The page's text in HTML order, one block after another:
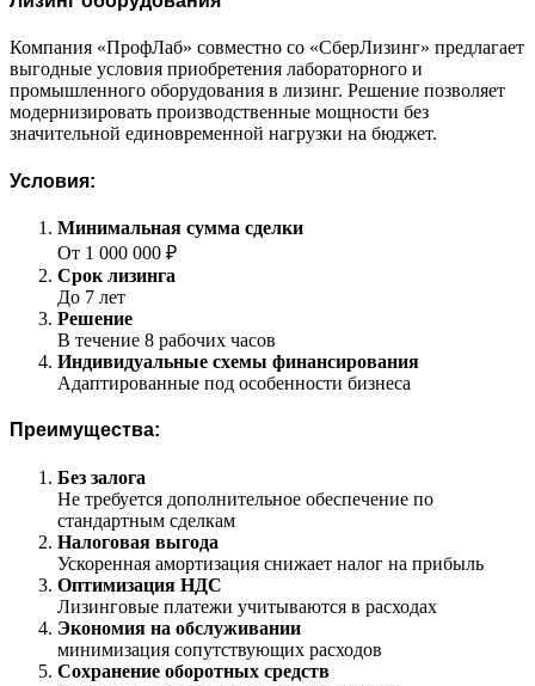
Компания «ПрофЛаб» совместно со «СберЛизинг» предлагает
выгодные условия приобретения лабораторного и
промышленного оборудования в лизинг. Решение позволяет
модернизировать производственные мощности без
значительной единовременной нагрузки на бюджет.
Условия:
Минимальная сумма сделки
От 1 000 000 ₽
Срок лизинга
До 7 лет
Решение
В течение 8 рабочих часов
Индивидуальные схемы финансирования
Адаптированные под особенности бизнеса
Преимущества:
Без залога
Не требуется дополнительное обеспечение по
стандартным сделкам
Налоговая выгода
Ускоренная амортизация снижает налог на прибыль
Оптимизация НДС
Лизинговые платежи учитываются в расходах
Экономия на обслуживании
минимизация сопутствующих расходов
Сохранение оборотных средств